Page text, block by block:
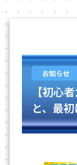
お知らせ
【初心
と、最